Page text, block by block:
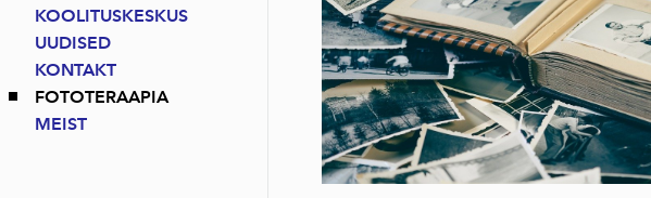
KOOLITUSKESKUS
UUDISED
KONTAKT
FOTOTERAAPIA
MEIST